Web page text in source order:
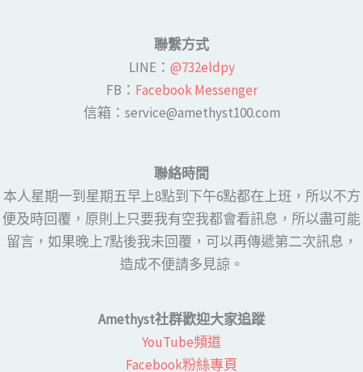
聯繫方式
LINE​： @732eldpy
FB：​ Facebook Messenger
​​信箱：service@amethyst100.com
聯絡時間
本人星期一到星期五早上8點到下午6點都在上班，所以不方
便及時回覆，原則上只要我有空我都會看訊息，所以盡可能
留言，如果晚上7點後我未回覆，可以再傳遞第二次訊息，
造成不便請多見諒。
Amethyst社群歡迎大家追蹤
YouTube頻道
Facebook粉絲專頁​